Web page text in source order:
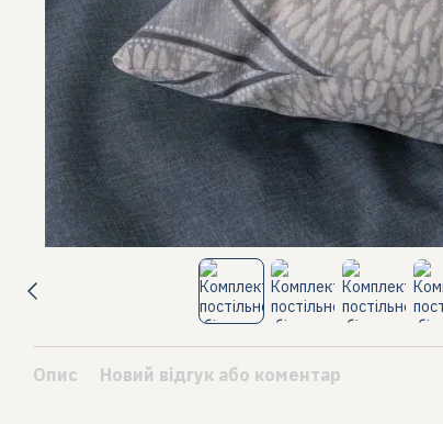
Опис Новий відгук або коментар